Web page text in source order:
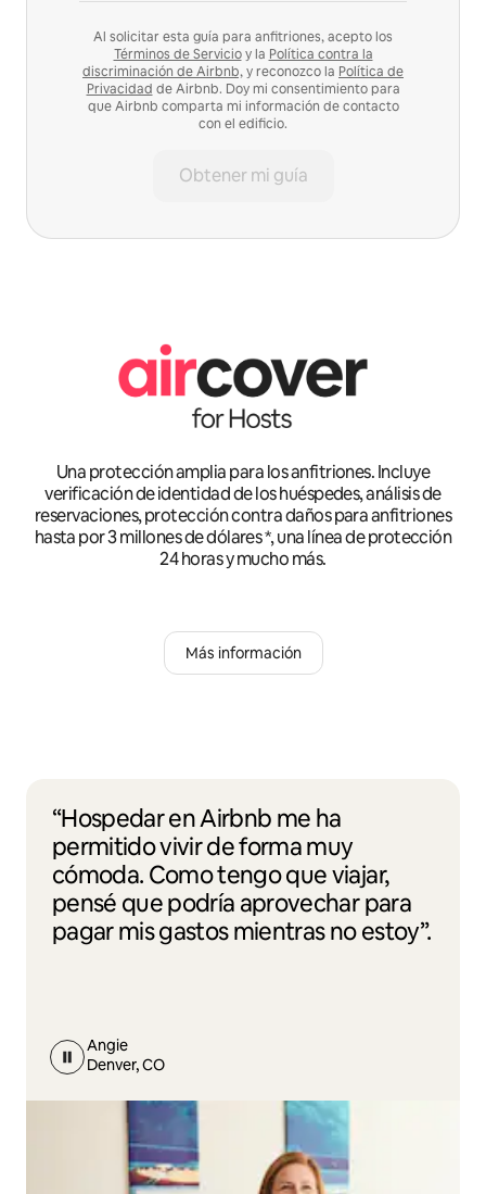
Al solicitar esta guía para anfitriones, acepto los
Términos de Servicioy la Política contra la
discriminación de Airbnb,y reconozco la Política de
Privacidad de Airbnb. Doy mi consentimiento para
que Airbnb comparta mi información de contacto
con el edificio.
Obtener mi guía
Una protección amplia para los anfitriones. Incluye
verificación de identidad de los huéspedes, análisis de
reservaciones, protección contra daños para anfitriones
hasta por 3 millones de dólares *, una línea de protección
24 horas y mucho más.
Más información
“Hospedar en Airbnb me ha
permitido vivir de forma muy
cómoda. Como tengo que viajar,
pensé que podría aprovechar para
pagar mis gastos mientras no estoy”.
Angie
Denver, CO